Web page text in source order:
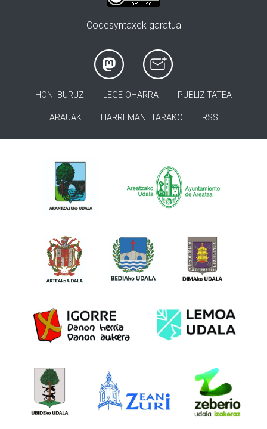
Codesyntaxek garatua
HONI BURUZ LEGE OHARRA PUBLIZITATEA
ARAUAK HARREMANETARAKO RSS